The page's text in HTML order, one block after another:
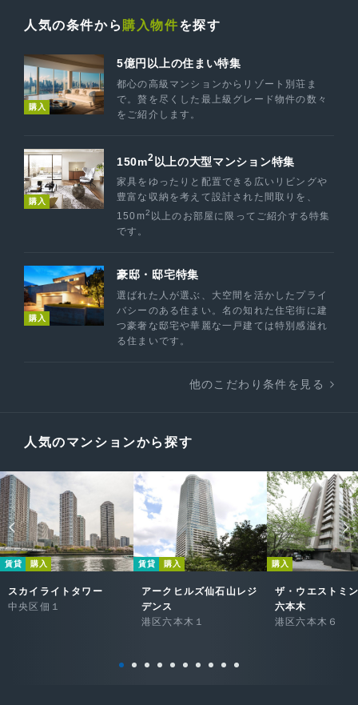
人気の条件から 購入物件を探す
購入
5億円以上の住まい特集
都心の高級マンションからリゾート別荘ま
で。贅を尽くした最上級グレード物件の数々
をご紹介します。
購入
150m2 以上の大型マンション特集
家具をゆったりと配置できる広いリビングや
豊富な収納を考えて設計された間取りを、
150m2 以上のお部屋に限ってご紹介する特集
です。
購入
豪邸・邸宅特集
選ばれた人が選ぶ、大空間を活かしたプライ
バシーのある住まい。名の知れた住宅街に建
つ豪奢な邸宅や華麗な一戸建ては特別感溢れ
る住まいです。
他のこだわり条件を見る
人気のマンションから探す
賃貸 購入
スカイライトタワー
中央区佃１
賃貸 購入
アークヒルズ仙石山レジ
デンス
港区六本木１
購入
ザ・ウエストミ
六本木
港区六本木６